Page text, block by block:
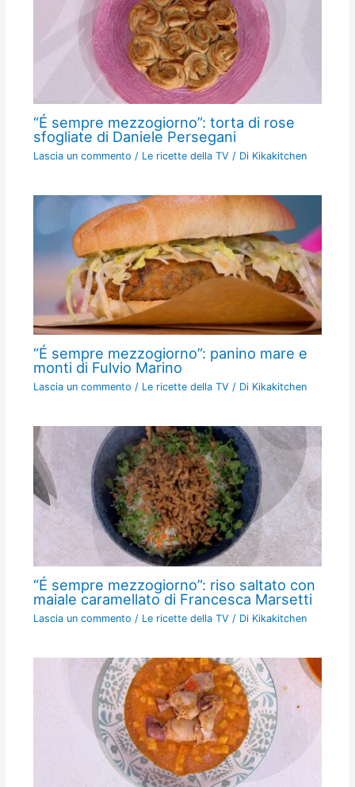
“É sempre mezzogiorno”: torta di rose
sfogliate di Daniele Persegani
Lascia un commento / Le ricette della TV / Di Kikakitchen
“É sempre mezzogiorno”: panino mare e
monti di Fulvio Marino
Lascia un commento / Le ricette della TV / Di Kikakitchen
“É sempre mezzogiorno”: riso saltato con
maiale caramellato di Francesca Marsetti
Lascia un commento / Le ricette della TV / Di Kikakitchen